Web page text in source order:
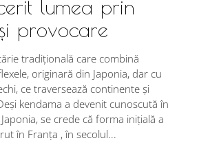
lumea prin
provocare
tradițională care combină
originară din Japonia, dar cu
ce traversează continente și
kendama a devenit cunoscută în
se crede că forma inițială a
în Franța , în secolul...